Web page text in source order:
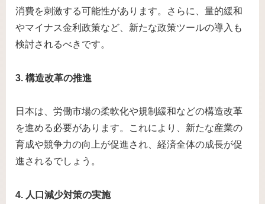
消費を刺激する可能性があります。さらに、量的緩和
やマイナス金利政策など、新たな政策ツールの導入も
検討されるべきです。
3. 構造改革の推進
日本は、労働市場の柔軟化や規制緩和などの構造改革
を進める必要があります。これにより、新たな産業の
育成や競争力の向上が促進され、経済全体の成長が促
進されるでしょう。
4. 人口減少対策の実施